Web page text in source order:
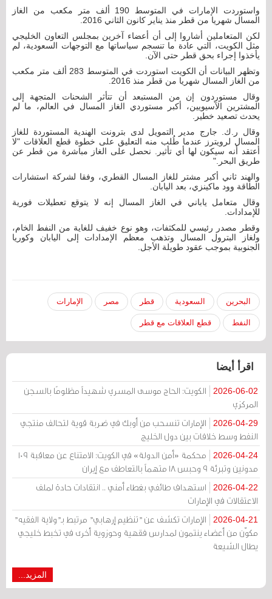
واستوردت الإمارات في المتوسط 190 ألف متر مكعب من الغاز
المسال شهريا من قطر منذ يناير كانون الثاني 2016.
لكن المتعاملين أشاروا إلى أن أعضاء آخرين بمجلس التعاون الخليجي
مثل الكويت، التي عادة ما تنسجم سياساتها مع التوجهات السعودية، لم
يأخذوا إجراء بحق قطر حتى الآن.
وتظهر البيانات أن الكويت استوردت في المتوسط 283 ألف متر مكعب
من الغاز المسال شهريا من قطر منذ 2016.
وقال مستوردون إن من المستبعد أن تتأثر الشحنات المتجهة إلى
المشترين الآسيويين، أكبر مستوردي الغاز المسال في العالم، ما لم
يحدث تصعيد خطير.
وقال ر.ك. جارج مدير التمويل لدى بترونت الهندية المستوردة للغاز
المسال لرويترز عندما طُلب منه التعليق على خطوة قطع العلاقات "لا
أعتقد أنه سيكون لها أي تأثير. نحصل على الغاز مباشرة من قطر عن
طريق البحر."
والهند ثاني أكبر مشتر للغاز المسال القطري، وفقا لشركة استشارات
الطاقة وود ماكينزي، بعد اليابان.
وقال متعامل ياباني في الغاز المسال إنه لا يتوقع تعطيلات فورية
للإمدادات.
وقطر مصدر رئيسي للمكثفات، وهو نوع خفيف للغاية من النفط الخام،
ولغاز البترول المسال وتذهب معظم الإمدادات إلى اليابان وكوريا
الجنوبية بموجب عقود طويلة الأجل.
البحرين السعودية قطر مصر الإمارات
النفط قطع العلاقات مع قطر
اقرأ أيضا
2026-06-02
الكويت: الحاج موسى المسري شهيداً مظلومًا بالسجن
المركزي
2026-04-29
الإمارات تنسحب من أوبك في ضربة قوية لتحالف منتجي
النفط وسط خلافات بين دول الخليج
2026-04-24
محكمة «أمن الدولة» في الكويت: الامتناع عن معاقبة 109
مدونين وتبرئة 9 وحبس 18 متهماً بالتعاطف مع إيران
2026-04-22
استهداف طائفي بغطاء أمني .. انتقادات حادة لملف
الاعتقالات في الإمارات
2026-04-21
الإمارات تكشف عن "تنظيم إرهابي" مرتبط بـ"ولاية الفقيه"
مكوّن من أعضاء ينتمون لمدارس فقهية وحوزوية أخرى في تخبط خليجي
يطال الشيعة
المزيد...